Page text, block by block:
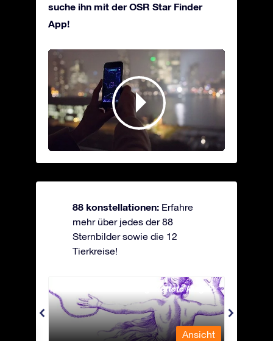
suche ihn mit der OSR Star Finder
App!
88 konstellationen: Erfahre
mehr über jedes der 88
Sternbilder sowie die 12
Tierkreise!
Andromeda - Die angekettete Magd
Ansicht